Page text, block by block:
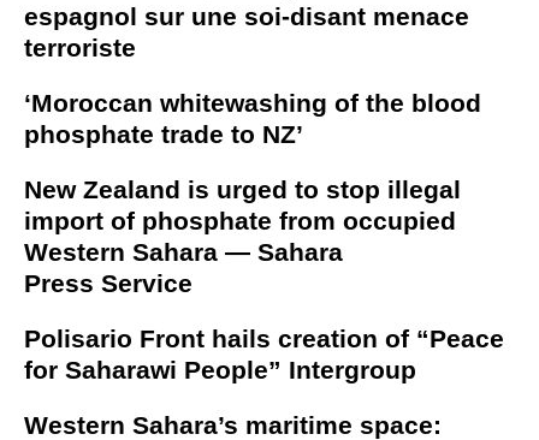
espagnol sur une soi-disant menace
terroriste
‘Moroccan whitewashing of the blood
phosphate trade to NZ’
New Zealand is urged to stop illegal
import of phosphate from occupied
Western Sahara — Sahara
Press Service
Polisario Front hails creation of “Peace
for Saharawi People” Intergroup
Western Sahara’s maritime space: